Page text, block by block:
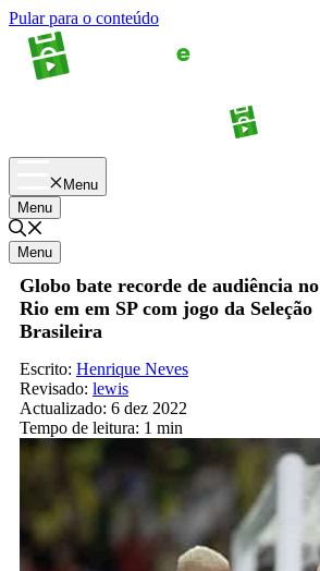
Pular para o conteúdo
Menu
Menu
Menu
Globo bate recorde de audiência no
Rio em em SP com jogo da Seleção
Brasileira
Escrito: Henrique Neves
Revisado: lewis
Actualizado: 6 dez 2022
Tempo de leitura: 1 min